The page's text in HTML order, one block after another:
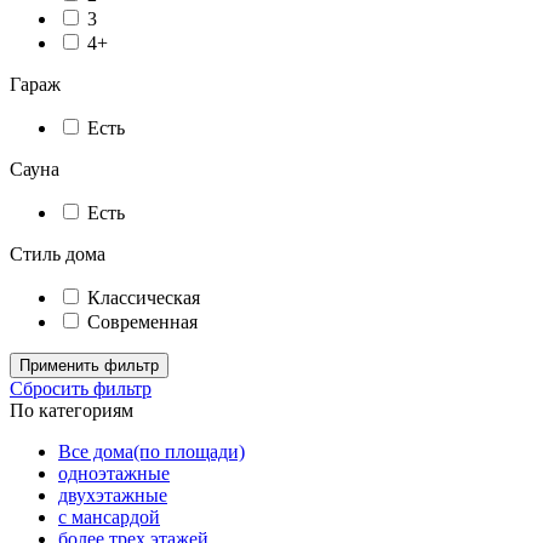
3
4+
Гараж
Есть
Сауна
Есть
Стиль дома
Классическая
Современная
Применить фильтр
Сбросить фильтр
По категориям
Все дома(по площади)
одноэтажные
двухэтажные
с мансардой
более трех этажей